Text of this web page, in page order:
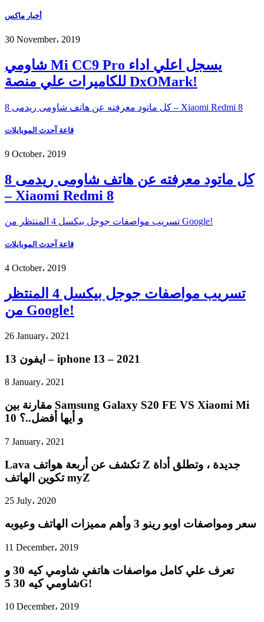
أخبار ماكس
30 November، 2019
شاومي Mi CC9 Pro يسجل اعلي اداء
للكاميرات علي منصة DxOMark!
كل ماتود معرفته عن هاتف شاومى ريدمى 8 – Xiaomi Redmi 8
قاعة آحدث الموبايلات
9 October، 2019
كل ماتود معرفته عن هاتف شاومى ريدمى 8
– Xiaomi Redmi 8
تسريب مواصفات جوجل بيكسل 4 المنتظر من Google!
قاعة آحدث الموبايلات
4 October، 2019
تسريب مواصفات جوجل بيكسل 4 المنتظر
من Google!
26 January، 2021
ايفون 13 – iphone 13 – 2021
8 January، 2021
مقارنة بين Samsung Galaxy S20 FE VS Xiaomi Mi
10 و أيها أفضل..؟
7 January، 2021
Lava تكشف عن أربعة هواتف Z جديدة ، وتطلق أداة
تكوين الهاتف myZ
25 July، 2020
سعر ومواصفات اوبو رينو 3 وأهم مميزات الهاتف وعيوبه
11 December، 2019
تعرف علي كامل مواصفات هاتفي شاومي كيه 30 و
شاومي كيه 30 5G!
10 December، 2019